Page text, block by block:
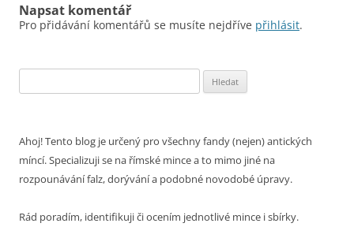
Napsat komentář
Pro přidávání komentářů se musíte nejdříve přihlásit.
Ahoj! Tento blog je určený pro všechny fandy (nejen) antických
míncí. Specializuji se na římské mince a to mimo jiné na
rozpounávání falz, dorývání a podobné novodobé úpravy.
Rád poradím, identifikuji či ocením jednotlivé mince i sbírky.